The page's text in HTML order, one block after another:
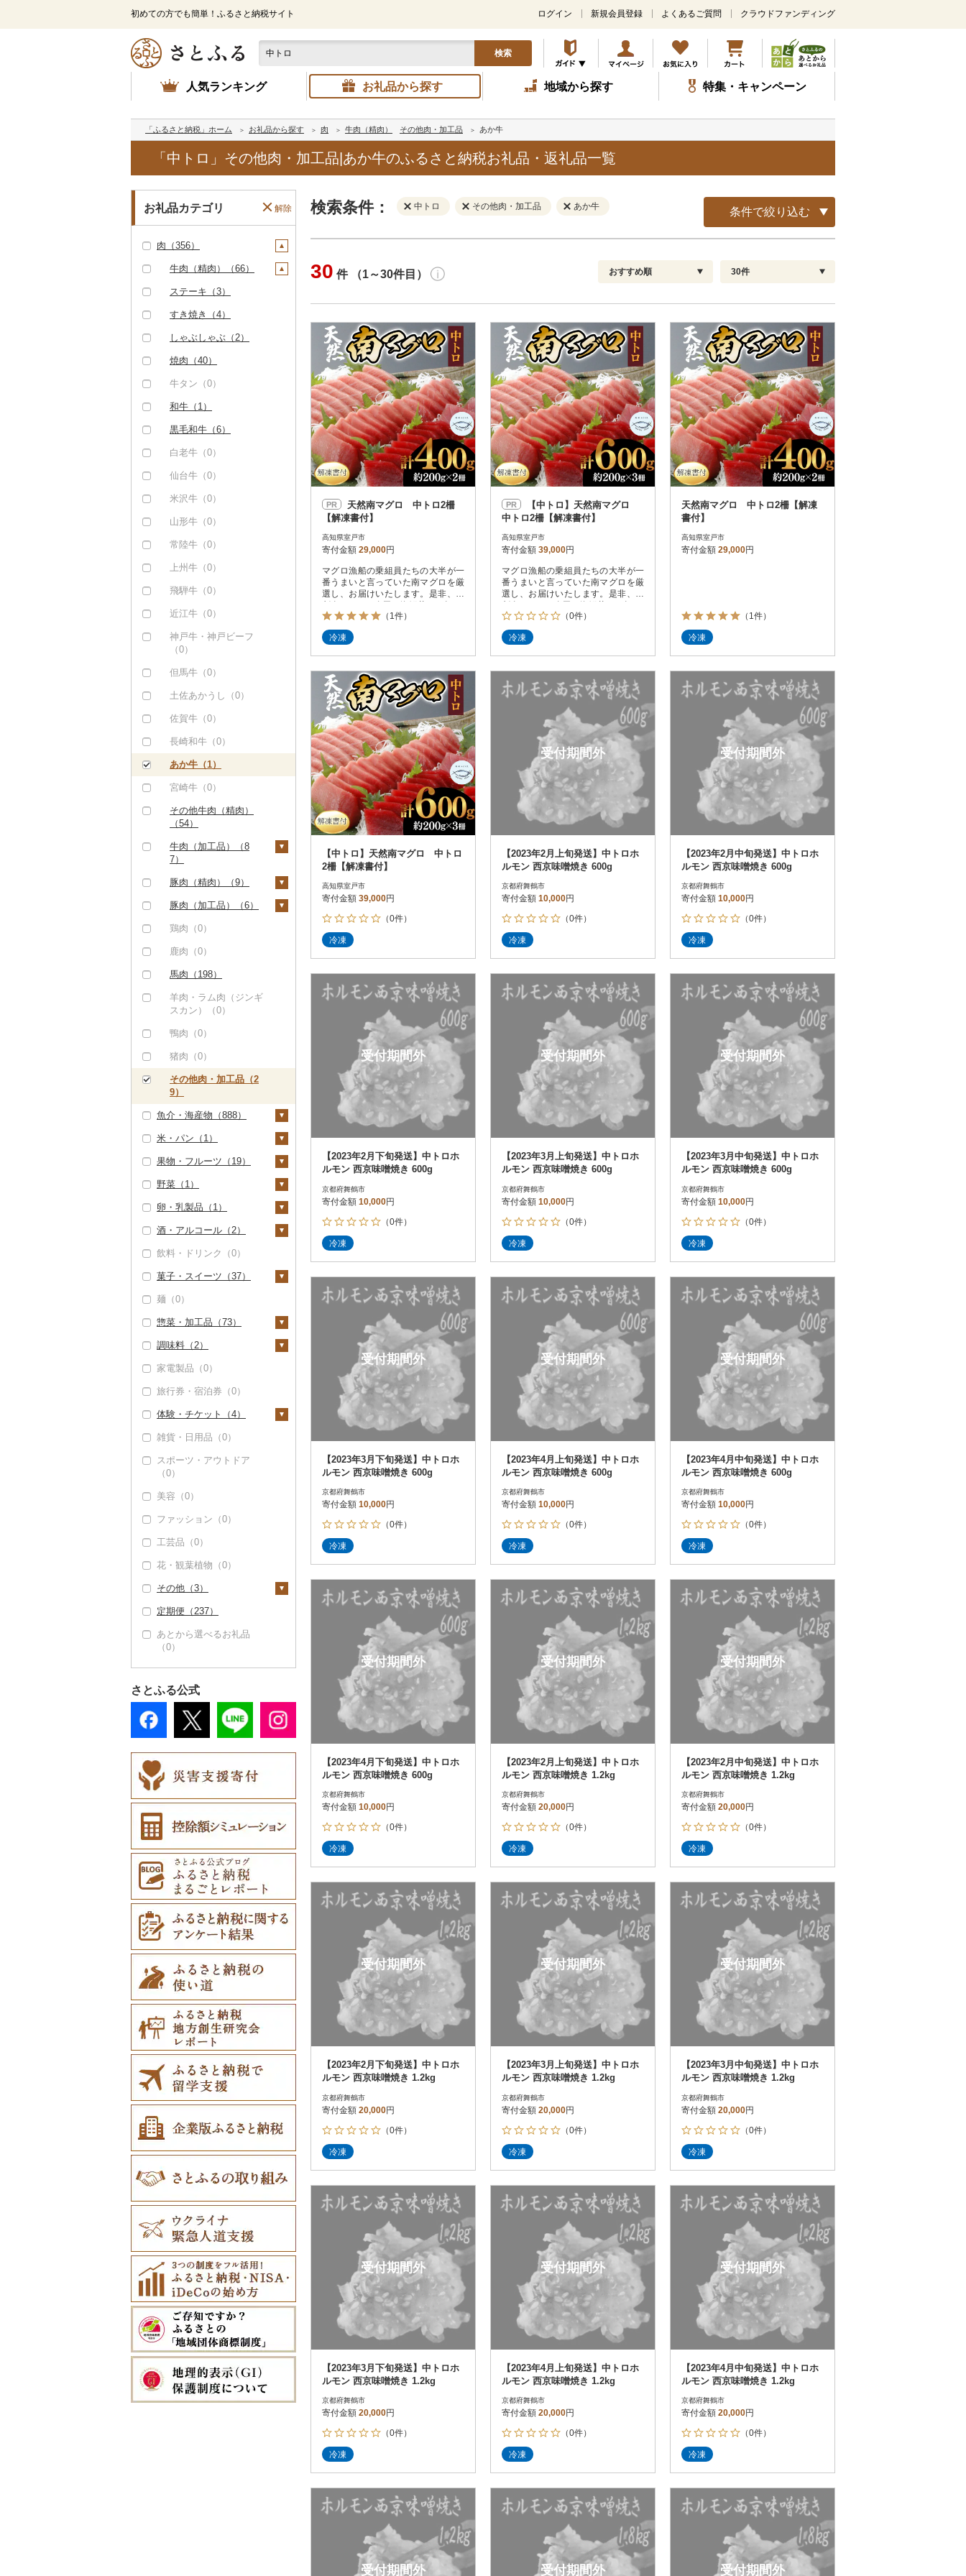
初めての方でも簡単！ふるさと納税サイト
メ
ン
コ
ン
テ
ツ
ッ
ログイン 新規会員登録 よくあるご質問 クラウドファンディング
検索
人気ランキング お礼品から探す 地域から探す 特集・キャンペーン
「ふるさと納税」ホーム お礼品から探す 肉 牛肉（精肉） その他肉・加工品 あか牛
「中トロ」その他肉・加工品|あか牛のふるさと納税お礼品・返礼品一覧
お礼品カテゴリ 解除
肉（356）
牛肉（精肉）（66）
ステーキ（3）
すき焼き（4）
しゃぶしゃぶ（2）
焼肉（40）
牛タン（0）
和牛（1）
黒毛和牛（6）
白老牛（0）
仙台牛（0）
米沢牛（0）
山形牛（0）
常陸牛（0）
上州牛（0）
飛騨牛（0）
近江牛（0）
神戸牛・神戸ビーフ
（0）
但馬牛（0）
土佐あかうし（0）
佐賀牛（0）
長崎和牛（0）
あか牛（1）
宮崎牛（0）
その他牛肉（精肉）
（54）
牛肉（加工品）（8
7）
ハンバーグ（30）
もつ鍋（6）
ローストビーフ（0）
ビーフジャーキー
（51）
豚肉（精肉）（9）
ステーキ（0）
すき焼き（0）
しゃぶしゃぶ（2）
焼肉（0）
アグー豚（0）
（7）
豚肉（加工品）（6）
ハンバーグ（6）
もつ鍋（0）
ハム（0）
ソーセージ・ウインナ
ー（0）
ベーコン・サラミ
その他豚肉（加工品）
（0）
鶏肉（0）
鹿肉（0）
馬肉（198）
羊肉・ラム肉（ジンギ
スカン）（0）
鴨肉（0）
猪肉（0）
その他肉・加工品（2
9）
魚介・海産物（888）
カニ（0）
エビ（4）
甘エビ（1）
ボタンエビ（0）
伊勢海老（2）
その他エビ（1）
いくら（5）
うに（5）
明太子・たらこ（0）
その他魚卵（0）
貝（2）
帆立（ホタテ）（1）
鮑（アワビ）（0）
牡蠣（カキ）（0）
あさり（0）
しじみ（0）
サザエ（0）
はまぐり（0）
その他貝（1）
うなぎ（0）
鮮魚（844）
鮭・サーモン（2）
マグロ（839）
イワシ（0）
カツオ（11）
金目鯛（0）
クエ（0）
ほっけ（0）
その他鮮魚（16）
イカ・タコ（0）
海苔・海藻（12）
海苔（11）
わかめ（0）
ひじき（0）
その他海苔・海藻
（0）
干物（35）
ししゃも（0）
その他干物（35）
その他魚介・加工品
（0）
（3）
その他魚介・加工品
（68）
米・パン（1）
米（0）
雑穀（0）
餅（0）
その他穀物加工品
果物・フルーツ（19）
ぶどう・マスカット
（0）
ドライフルーツ（1）
干し柿（1）
干し芋（0）
その他ドライフルーツ
その他果物（2）
びわ（0）
ブルーベリー（0）
パイナップル（0）
栗（0）
その他果物（2）
野菜（1）
いも（0）
トマト（0）
玉ねぎ（0）
ねぎ（0）
とうもろこし（0）
根菜（0）
アスパラガス（1）
豆（0）
きのこ（0）
その他野菜（0）
卵・乳製品（1）
卵（0）
チーズ（1）
ヨーグルト（0）
牛乳（0）
バター（0）
その他乳製品（0）
酒・アルコール（2）
ビール・発泡酒（2）
ビール（2）
発泡酒（2）
地ビール・クラフトビ
日本酒（2）
純米大吟醸（0）
純米吟醸（0）
大吟醸（0）
吟醸（0）
その他日本酒（0）
焼酎（1）
芋焼酎（0）
麦焼酎（0）
米焼酎（0）
黒糖焼酎（0）
その他焼酎（0）
梅酒（0）
泡盛（2）
ワイン（2）
白ワイン（0）
赤ワイン（0）
シャンパン・スパーク
その他ワイン（0）
ウイスキー（2）
リキュール・洋酒
ノンアルコール（0）
その他酒（0）
飲料・ドリンク（0）
菓子・スイーツ（37）
ケーキ（4）
クッキー（7）
焼き菓子（16）
プリン（0）
ゼリー（0）
チョコレート（2）
カステラ（0）
アイス・ジェラート
（0）
その他洋菓子（14）
煎餅・おかき（0）
羊羹（0）
饅頭（0）
大福（0）
その他和菓子（1）
麺（0）
惣菜・加工品（73）
惣菜（53）
餃子（0）
シュウマイ（1）
コロッケ（0）
その他惣菜（47）
カレー・シチュー
その他鍋（0）
スープ（0）
豆腐・納豆（1）
豆腐（1）
納豆（0）
漬物（0）
缶詰・瓶詰（0）
乾物（0）
燻製（スモーク）
その他加工品（23）
調味料（2）
砂糖（0）
塩（0）
醤油（2）
味噌（0）
酢（0）
家電製品（0）
旅行券・宿泊券（0）
体験・チケット（4）
PayPay商品券（0）
食事券（4）
用券（0）
水族館（0）
動物園（0）
釣り（0）
ダイビング（0）
スキーチケット・リフ
ゴルフプレー券（0）
花火大会チケット
（0）
カタログギフト（0）
その他体験・チケット
雑貨・日用品（0）
スポーツ・アウトドア
（0）
美容（0）
ファッション（0）
工芸品（0）
花・観葉植物（0）
その他（3）
地域サービス（0）
その他（3）
定期便（237）
あとから選べるお礼品
（0）
さとふる公式
検索条件： 中トロ その他肉・加工品 あか牛 条件で絞り込む
円
決済方法 解除
PayPay
クレジットカード決済
Amazon Pay
楽天ペイ
メルペイ
コンビニ支払い
ソフトバンクまとめて支払い
d払い
金融機関(Pay-easy決済)
解除
発送種別 解除
通常
冷蔵便
冷凍便
配送指定 解除
お届け日時指定可
お届け時間帯指定可
発送される月指定可
その他 解除
さとふる限定のお礼品
定期便
さとふるアプリdeワンストップ申請
対象
結果を見る（ 30 件）
30 件 （1～30件目） おすすめ順
新着順
レビュー件数順
レビュー評価順
寄付金額が高い順
寄付金額が低い順
30件
60
90
120
PR
【解凍書付】
高知県室戸市
寄付金額 29,000円
マグロ漁船の乗組員たちの大半が一
番うまいと言っていた南マグロを厳
選し、お届けいたします。是非、お
丼、マグロ丼)、漬け丼や惣菜として
ご賞味ください。 冷凍でお届けいた
しますが、解凍の方法を記載した説
（1件）
冷凍
PR
中トロ2柵【解凍書付】
高知県室戸市
寄付金額 39,000円
マグロ漁船の乗組員たちの大半が一
番うまいと言っていた南マグロを厳
選し、お届けいたします。是非、お
丼、マグロ丼)、漬け丼や惣菜として
ご賞味ください。 冷凍でお届けいた
しますが、解凍の方法を記載した説
（0件）
冷凍
天然南マグロ 中トロ2柵【解凍
書付】
高知県室戸市
寄付金額 29,000円
（1件）
冷凍
【中トロ】天然南マグロ 中トロ
2柵【解凍書付】
高知県室戸市
寄付金額 39,000円
（0件）
冷凍
受付期間外
【2023年2月上旬発送】中トロホ
ルモン 西京味噌焼き 600g
京都府舞鶴市
寄付金額 10,000円
（0件）
冷凍
受付期間外
【2023年2月中旬発送】中トロホ
ルモン 西京味噌焼き 600g
京都府舞鶴市
寄付金額 10,000円
（0件）
冷凍
受付期間外
【2023年2月下旬発送】中トロホ
ルモン 西京味噌焼き 600g
京都府舞鶴市
寄付金額 10,000円
（0件）
冷凍
受付期間外
【2023年3月上旬発送】中トロホ
ルモン 西京味噌焼き 600g
京都府舞鶴市
寄付金額 10,000円
（0件）
冷凍
受付期間外
【2023年3月中旬発送】中トロホ
ルモン 西京味噌焼き 600g
京都府舞鶴市
寄付金額 10,000円
（0件）
冷凍
受付期間外
【2023年3月下旬発送】中トロホ
ルモン 西京味噌焼き 600g
京都府舞鶴市
寄付金額 10,000円
（0件）
冷凍
受付期間外
【2023年4月上旬発送】中トロホ
ルモン 西京味噌焼き 600g
京都府舞鶴市
寄付金額 10,000円
（0件）
冷凍
受付期間外
【2023年4月中旬発送】中トロホ
ルモン 西京味噌焼き 600g
京都府舞鶴市
寄付金額 10,000円
（0件）
冷凍
受付期間外
【2023年4月下旬発送】中トロホ
ルモン 西京味噌焼き 600g
京都府舞鶴市
寄付金額 10,000円
（0件）
冷凍
受付期間外
【2023年2月上旬発送】中トロホ
ルモン 西京味噌焼き 1.2kg
京都府舞鶴市
寄付金額 20,000円
（0件）
冷凍
受付期間外
【2023年2月中旬発送】中トロホ
ルモン 西京味噌焼き 1.2kg
京都府舞鶴市
寄付金額 20,000円
（0件）
冷凍
受付期間外
【2023年2月下旬発送】中トロホ
ルモン 西京味噌焼き 1.2kg
京都府舞鶴市
寄付金額 20,000円
（0件）
冷凍
受付期間外
【2023年3月上旬発送】中トロホ
ルモン 西京味噌焼き 1.2kg
京都府舞鶴市
寄付金額 20,000円
（0件）
冷凍
受付期間外
【2023年3月中旬発送】中トロホ
ルモン 西京味噌焼き 1.2kg
京都府舞鶴市
寄付金額 20,000円
（0件）
冷凍
受付期間外
【2023年3月下旬発送】中トロホ
ルモン 西京味噌焼き 1.2kg
京都府舞鶴市
寄付金額 20,000円
（0件）
冷凍
受付期間外
【2023年4月上旬発送】中トロホ
ルモン 西京味噌焼き 1.2kg
京都府舞鶴市
寄付金額 20,000円
（0件）
冷凍
受付期間外
【2023年4月中旬発送】中トロホ
ルモン 西京味噌焼き 1.2kg
京都府舞鶴市
寄付金額 20,000円
（0件）
冷凍
受付期間外 受付期間外 受付期間外